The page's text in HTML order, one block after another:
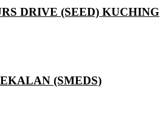
DRIVE (SEED) KUCHING
(SMEDS)